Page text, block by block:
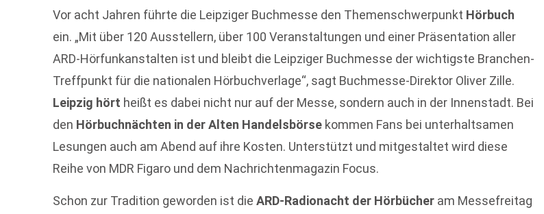
Vor acht Jahren führte die Leipziger Buchmesse den Themenschwerpunkt Hörbuch
ein. „Mit über 120 Ausstellern, über 100 Veranstaltungen und einer Präsentation aller
ARD-Hörfunkanstalten ist und bleibt die Leipziger Buchmesse der wichtigste Branchen-
Treffpunkt für die nationalen Hörbuchverlage“, sagt Buchmesse-Direktor Oliver Zille.
Leipzig hört heißt es dabei nicht nur auf der Messe, sondern auch in der Innenstadt. Bei
den Hörbuchnächten in der Alten Handelsbörse kommen Fans bei unterhaltsamen
Lesungen auch am Abend auf ihre Kosten. Unterstützt und mitgestaltet wird diese
Reihe von MDR Figaro und dem Nachrichtenmagazin Focus.
Schon zur Tradition geworden ist dieARD-Radionacht der Hörbücher am Messefreitag